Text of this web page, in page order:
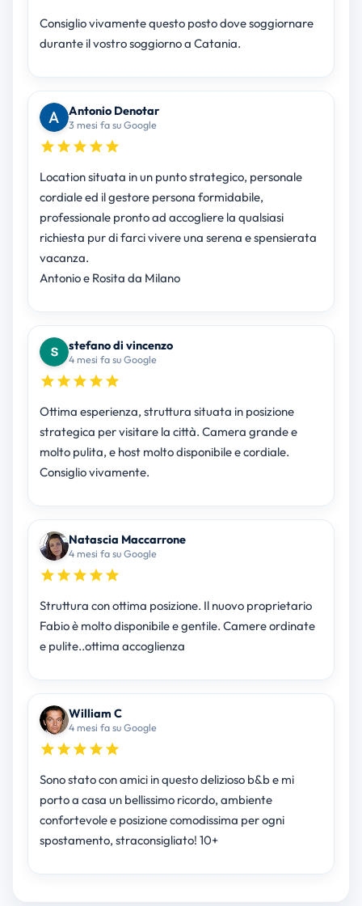
Consiglio vivamente questo posto dove soggiornare
durante il vostro soggiorno a Catania.
Antonio Denotar
3 mesi fa su Google
Location situata in un punto strategico, personale
cordiale ed il gestore persona formidabile,
professionale pronto ad accogliere la qualsiasi
richiesta pur di farci vivere una serena e spensierata
vacanza.
Antonio e Rosita da Milano
stefano di vincenzo
4 mesi fa su Google
Ottima esperienza, struttura situata in posizione
strategica per visitare la città. Camera grande e
molto pulita, e host molto disponibile e cordiale.
Consiglio vivamente.
Natascia Maccarrone
4 mesi fa su Google
Struttura con ottima posizione. Il nuovo proprietario
Fabio è molto disponibile e gentile. Camere ordinate
e pulite..ottima accoglienza
William C
4 mesi fa su Google
Sono stato con amici in questo delizioso b&b e mi
porto a casa un bellissimo ricordo, ambiente
confortevole e posizione comodissima per ogni
spostamento, straconsigliato! 10+